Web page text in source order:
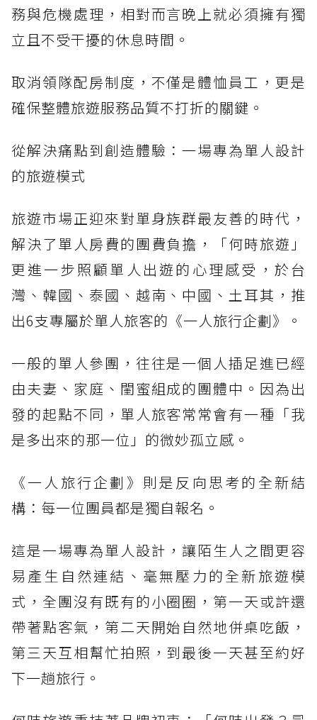
務與危機處理，相對而言晚上就必須擁有獨
立且不受干擾的休息時間。
取消領隊配房制度，不僅是體恤員工，更是
確保整體旅遊服務品質不打折的關鍵。
從解決痛點到創造體驗：一場專為單人設計
的旅遊模式
旅遊市場正迎來對單身族群最友善的時代，
解決了單人房費的團費負擔，「何時旅遊」
更進一步照顧單人出遊的心理感受，於台
灣、韓國、泰國、越南、中國、土耳其，推
出6支專屬於單人旅客的《一人旅行企劃》。
一般的單人參團，往往是一個人插足進已經
由夫妻、家庭、閨蜜組成的團體中。因為出
發的起點不同，單人旅客常常會有一種「我
是多出來的那一位」的微妙孤立感。
《一人旅行企劃》則是反向思考的全新結
構：每一位團員都是獨自報名。
這是一場專為單人設計，讓陌生人之間更容
易產生自然連結、毫無壓力的全新旅遊模
式，全團沒有既有的小圈圈，第一天或許還
帶著點客氣，第二天開始自然地併桌吃飯，
第三天互相幫忙拍照，到最後一天甚至約好
下一趟旅行。